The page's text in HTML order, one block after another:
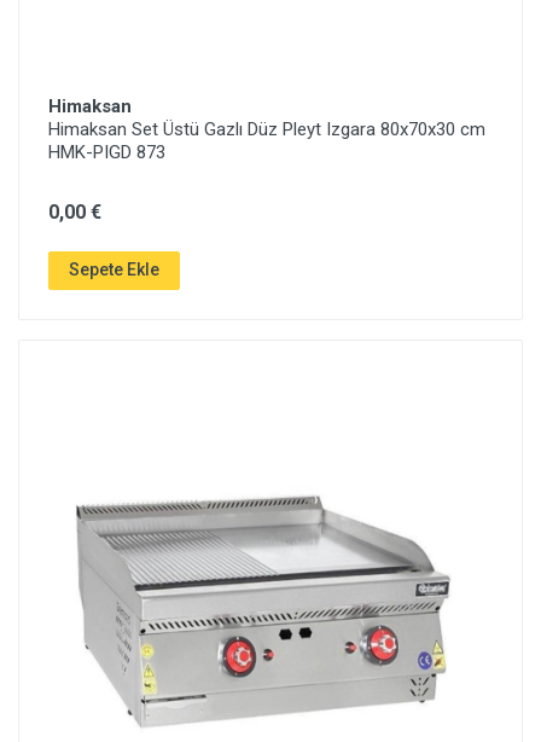
Himaksan
Himaksan Set Üstü Gazlı Düz Pleyt Izgara 80x70x30 cm
HMK-PIGD 873
0,00 €
Sepete Ekle